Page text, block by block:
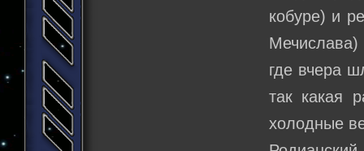
кобуре) и
Мечислава)
где вчера
так какая
холодные